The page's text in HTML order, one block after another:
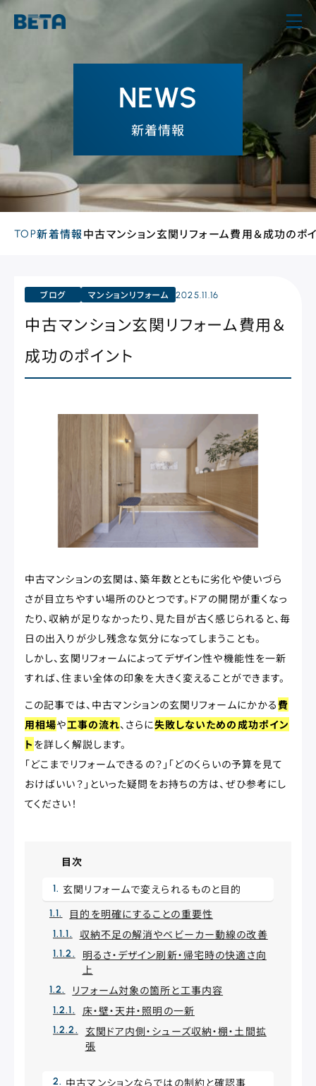
内
プ
NEWS
新着情報
TOP新着情報 中古マンション玄関リフォーム費用＆成功のポ
ブログ マンションリフォーム 2025.11.16
中古マンション玄関リフォーム費用＆
成功のポイント
中古マンションの玄関は、築年数とともに劣化や使いづら
さが目立ちやすい場所のひとつです。ドアの開閉が重くなっ
たり、収納が足りなかったり、見た目が古く感じられると、毎
日の出入りが少し残念な気分になってしまうことも。
しかし、玄関リフォームによってデザイン性や機能性を一新
すれば、住まい全体の印象を大きく変えることができます。
この記事では、中古マンションの玄関リフォームにかかる 費
用相場や工事の流れ、さらに失敗しないための成功ポイン
ト を詳しく解説します。
「どこまでリフォームできるの？」「どのくらいの予算を見て
おけばいい？」といった疑問をお持ちの方は、ぜひ参考にし
てください！
目次
玄関リフォームで変えられるものと目的
目的を明確にすることの重要性
収納不足の解消やベビーカー動線の改善
明るさ・デザイン刷新・帰宅時の快適さ向
上
リフォーム対象の箇所と工事内容
床・壁・天井・照明の一新
玄関ドア内側・シューズ収納・棚・土間拡
張
中古マンションならではの制約と確認事